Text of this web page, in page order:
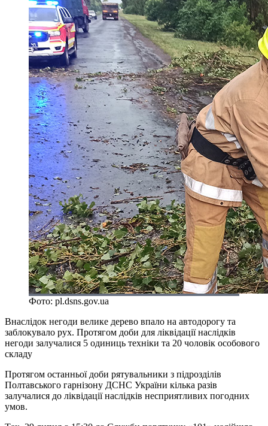
Фото: pl.dsns.gov.ua
Внаслідок негоди велике дерево впало на автодорогу та
заблокувало рух. Протягом доби для ліквідації наслідків
негоди залучалися 5 одиниць техніки та 20 чоловік особового
складу
Протягом останньої доби рятувальники з підрозділів
Полтавського гарнізону ДСНС України кілька разів
залучалися до ліквідації наслідків несприятливих погодних
умов.